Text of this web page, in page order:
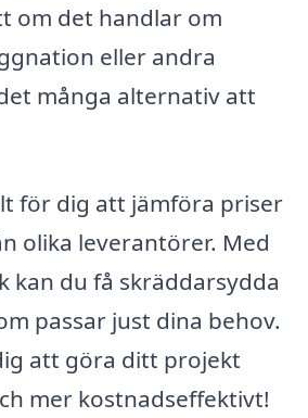
om det handlar om
eller andra
många alternativ att
för dig att jämföra priser
olika leverantörer. Med
kan du få skräddarsydda
passar just dina behov.
att göra ditt projekt
mer kostnadseffektivt!